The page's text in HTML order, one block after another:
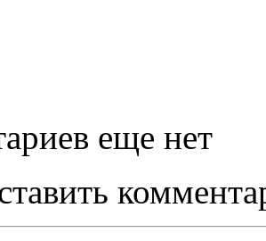
еще нет